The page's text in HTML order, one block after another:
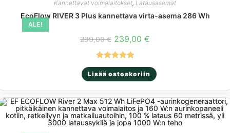
ALE!
Kannettavat voimalaitokset, Latausasemat
EcoFlow RIVER 3 Plus kannettava virta-asema 286 Wh
299,00€ Alkuperäinen
hinta
oli:
299,00 €.
239,00 €
Arvostelu
tuotteesta:
Lisää ostoskoriin